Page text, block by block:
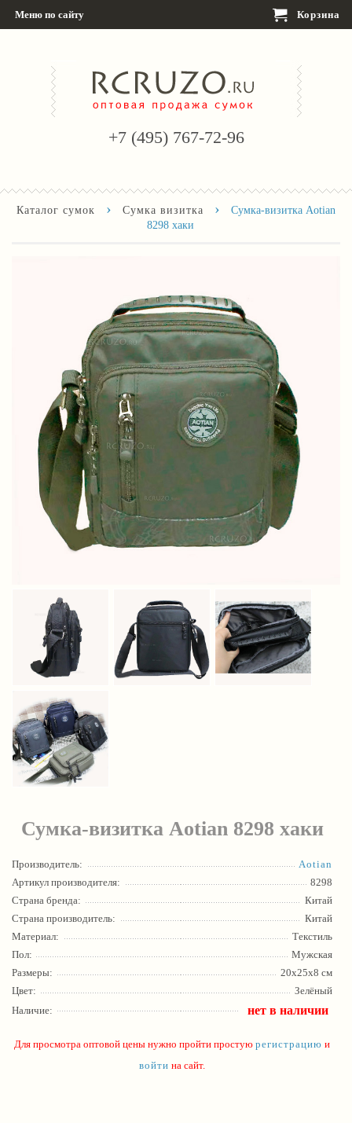
Меню по сайту Корзина
+7 (495) 767-72-96
Каталог сумок › Сумка визитка ›
Сумка-визитка Aotian
8298 хаки
Сумка-визитка Aotian 8298 хаки
Производитель:
Aotian
Артикул производителя:
8298
Страна бренда:
Китай
Страна производитель:
Китай
Материал:
Текстиль
Пол:
Мужская
Размеры:
20х25х8 см
Цвет:
Зелёный
Наличие:
нет в наличии
Для просмотра оптовой цены нужно пройти простую регистрацию и
войти на сайт.